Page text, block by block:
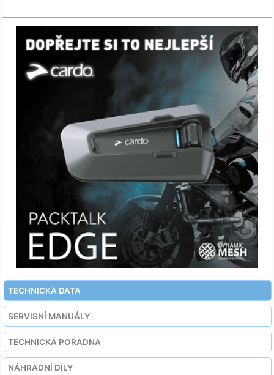
TECHNICKÁ DATA
SERVISNÍ MANUÁLY
TECHNICKÁ PORADNA
NÁHRADNÍ DÍLY